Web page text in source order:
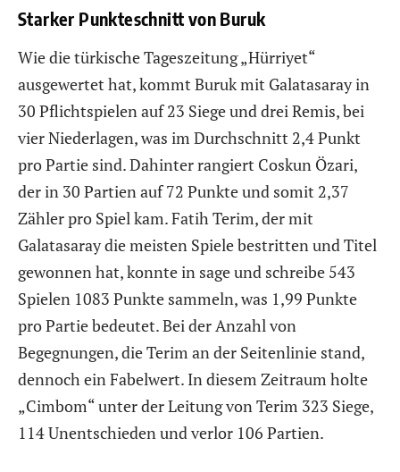
Starker Punkteschnitt von Buruk
Wie die türkische Tageszeitung „Hürriyet“
ausgewertet hat, kommt Buruk mit Galatasaray in
30 Pflichtspielen auf 23 Siege und drei Remis, bei
vier Niederlagen, was im Durchschnitt 2,4 Punkt
pro Partie sind. Dahinter rangiert Coskun Özari,
der in 30 Partien auf 72 Punkte und somit 2,37
Zähler pro Spiel kam. Fatih Terim, der mit
Galatasaray die meisten Spiele bestritten und Titel
gewonnen hat, konnte in sage und schreibe 543
Spielen 1083 Punkte sammeln, was 1,99 Punkte
pro Partie bedeutet. Bei der Anzahl von
Begegnungen, die Terim an der Seitenlinie stand,
dennoch ein Fabelwert. In diesem Zeitraum holte
„Cimbom“ unter der Leitung von Terim 323 Siege,
114 Unentschieden und verlor 106 Partien.